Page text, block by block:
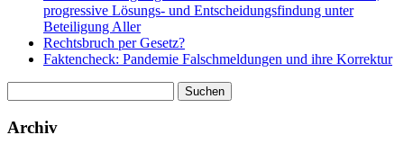
progressive Lösungs- und Entscheidungsfindung unter
Beteiligung Aller
Rechtsbruch per Gesetz?
Faktencheck: Pandemie Falschmeldungen und ihre Korrektur
nach:
Archiv